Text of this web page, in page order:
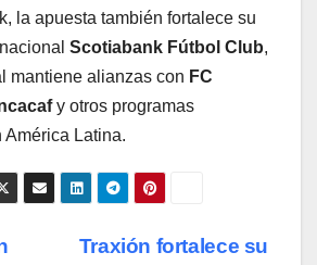
la apuesta también fortalece su
Scotiabank Fútbol Club,
mantiene alianzas con FC
y otros programas
Latina.
Traxión fortalece su